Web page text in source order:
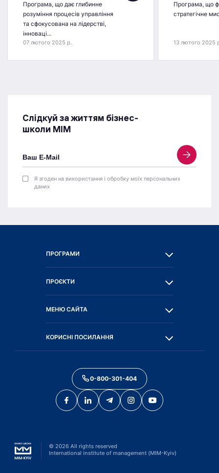
Програма, що дає глибинне
розуміння процесів управління
та сфокусована на лідерстві,
інноваці...
07 лютого 2025 р.
Програма, що
стратегічне
13 лютого 2025
Слідкуй за життям бізнес-
школи МІМ
Я згоден на використання і обробку моїх персональних
даних
ПРОГРАМИ
ПРОЄКТИ
МЕНЮ САЙТА
КОРИСНІ ПОСИЛАННЯ
0-800-301-404
© 2026 All rights reserved
International institute of management (MIM-Kyiv)